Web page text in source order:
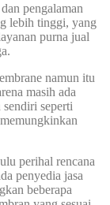
pengalaman
lebih tinggi, yang
purna jual
namun itu
masih ada
seperti
perihal rencana
penyedia jasa
beberapa